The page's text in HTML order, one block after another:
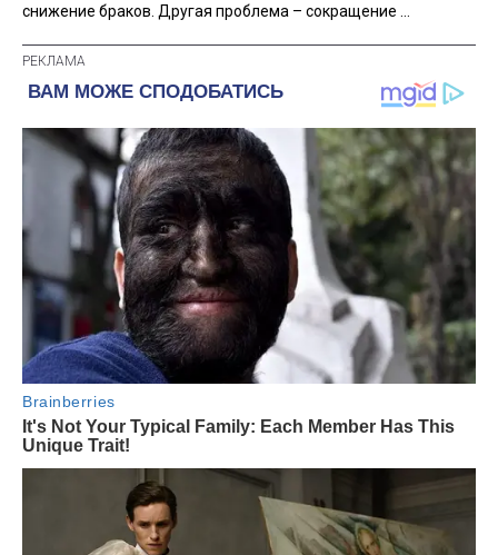
снижение браков. Другая проблема – сокращение ...